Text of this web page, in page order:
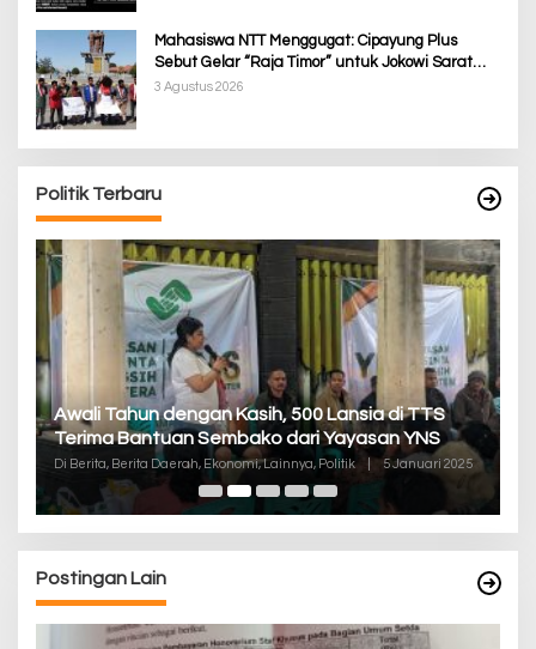
Mahasiswa NTT Menggugat: Cipayung Plus
Sebut Gelar “Raja Timor” untuk Jokowi Sarat
Kepentingan Politik
3 Agustus 2026
Politik Terbaru
Awali Tahun dengan Kasih, 500 Lansia di TTS
Terima Bantuan Sembako dari Yayasan YNS
Di Berita, Berita Daerah, Ekonomi, Lainnya, Politik 5 Januari 2025
Postingan Lain